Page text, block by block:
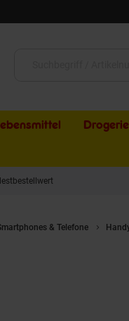
Drogerie
& Telefone